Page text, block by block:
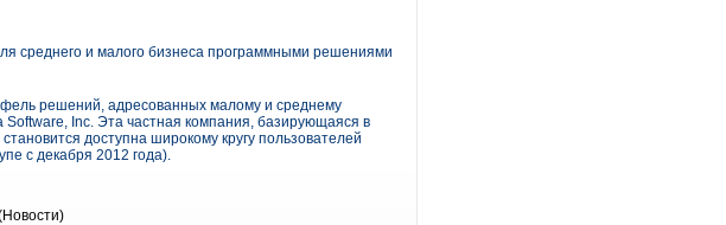
среднего и малого бизнеса программными решениями
решений, адресованных малому и среднему
Software, Inc. Эта частная компания, базирующаяся в
доступна широкому кругу пользователей
с декабря 2012 года).